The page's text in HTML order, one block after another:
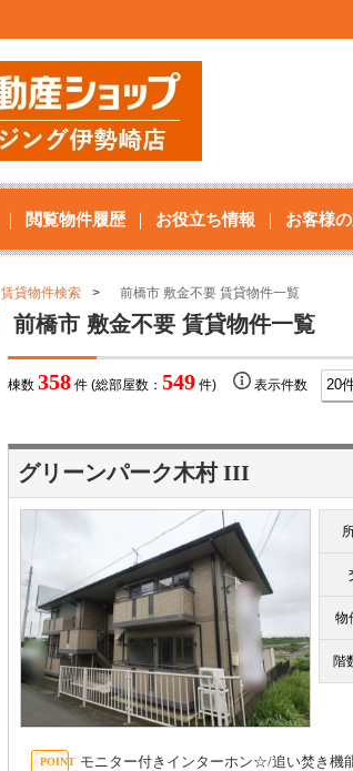
閲覧物件履歴 お役立ち情報 お客様
賃貸物件検索 前橋市 敷金不要 賃貸物件一覧
前橋市 敷金不要 賃貸物件一覧
棟数 358 件 (総部屋数： 549 件) 表示件数
グリーンパーク木村 III
物
階
モニター付きインターホン☆/追い焚き機